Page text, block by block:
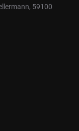
59100